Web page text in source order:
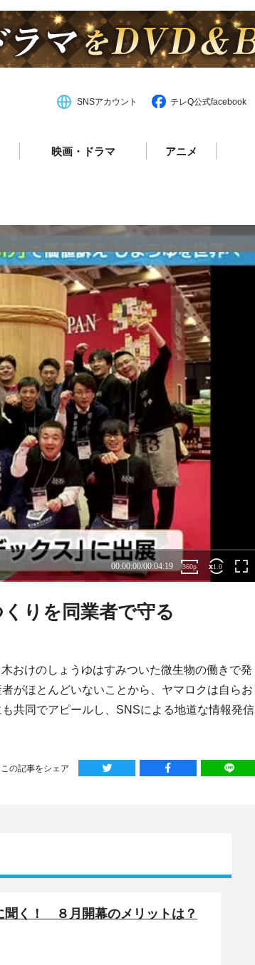
SNSアカウント テレQ公式facebook
映画・ドラマ アニメ
りを同業者で守る
おけのしょうゆはすみついた微生物の働きで発
がほとんどいないことから、ヤマロクは自らお
共同でアピールし、SNSによる地道な情報発信
この記事をシェア
聞く！ ８月開幕のメリットは？